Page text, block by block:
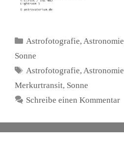
Kategorien
Astrofotografie,Astronomie
Sonne
Schlagwörter
Astrofotografie,Astronomie
Merkurtransit, Sonne
Schreibe einen Kommentar